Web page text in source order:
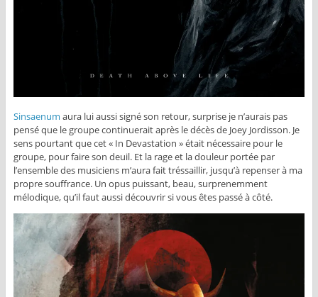
Sinsaenum aura lui aussi signé son retour, surprise je n’aurais pas
pensé que le groupe continuerait après le décès de Joey Jordisson. Je
sens pourtant que cet « In Devastation » était nécessaire pour le
groupe, pour faire son deuil. Et la rage et la douleur portée par
l’ensemble des musiciens m’aura fait tréssaillir, jusqu’à repenser à ma
propre souffrance. Un opus puissant, beau, surprenemment
mélodique, qu’il faut aussi découvrir si vous êtes passé à côté.